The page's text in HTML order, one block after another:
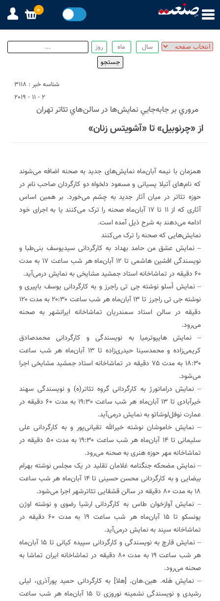
شناسه خبر : 3118
2 - 11 - 2019
مروري بر جابه‌جايي نمايش‌ها در سالن‌هاي تئاتر تهران
از «چرنوبیل» تا «آشویتس زنان»
همزمان با نیمه آبان‌ماه نمایش‌های جدید به صحنه اضافه می‌شوند
که نام‌های آتیلا پسیانی و مسعود دلخواه دو کارگردان صاحب نام در
حوزه تئاتر در میان آثار جدید به چشم می‌خورد. بر همین اساس
آثاری که از ۱۱ تا ۱۷ آبان‌ماه صحنه را ترک می‌کنند یا به اجرای خود
ادامه می‌دهند به شرح ذیل آمده است.
نمایش‌هایی که صحنه را ترک می‌کنند
– نمایش عشق من حامد بهداد به کارگردانی سیدیوسف بنی‌طبا و
نویسندگی افشین ‌هاشمی تا ۱۲ آبان‌ماه هر شب ساعت ۱۷ به مدت
۶۰ دقیقه در تماشاخانه استاد جمشید مشایخی به نمایش درمی‌آید.
– نمایش اُسلو نوشته جی‌ تی راجرز و به کارگردانی یوسف باپیری و
نوشته جی‌ تی راجرز تا ۱۳ آبان‌ماه هر شب ساعت ۲۰:۳۰ به مدت ۱۲۰
دقیقه در سالن استاد سمندریان تماشاخانه ایرانشهر به صحنه
می‌رود.
– نمایش‌ هایپوترمیا به نویسندگی و کارگردانی محمدصادق
کریمی‌زاده و محمدسینا حیدری‌زاده تا ۱۳ آبان‌ماه هر شب ساعت
۱۸:۳۰ به مدت ۷۵ دقیقه در تماشاخانه استاد جمشید مشایخی اجرا
می‌شود.
– نمایش دراماتورژ به کارگردانی گروه تئاتر(ه) و نویسندگی سهند
خیرآبادی تا ۱۳ آبان‌ماه هر شب ساعت ۱۹:۳۰ به مدت ۶۰ دقیقه در
عمارت نوفل‌لوشاتو به نمایش درمی‌آید.
– نمایش خاموشان نوشته خیرالله تقیانی‌پور و به کارگردانی علی
سلیمانی تا ۱۴ آبان‌ماه هر شب ساعت ۱۹:۳۰ به مدت ۵۰ دقیقه در
تماشاخانه مهر حوزه هنری به صحنه می‌رود.
– نمایش مضحکه جنگنامه غلامان تقلید در یک مجلس نوشته بهرام
بیضایی و به کارگردانی محسن حسینی تا ۱۴ آبان‌ماه هر شب ساعت
۱۸ به مدت ۸۰ دقیقه در سالن قشقایی تئاترشهر اجرا می‌شود.
– نمایش آوازخوان طاس به کارگردانی ارشیا رضوی و نوشته اوژن
یونسکو تا ۱۵ آبان‌ماه هر شب ساعت ۱۹ به مدت ۶۰ دقیقه در
تماشاخانه سپند به نمایش درمی‌آید.
– نمایش قارچ به نویسندگی و کارگردانی سپیده کیانی تا ۱۵ آبان‌ماه
هر شب ساعت ۱۹ به مدت ۸۰ دقیقه در تماشاخانه ایران تماشا به
صحنه می‌رود.
– نمایش هَله. هین.‌هان. [هلا] به کارگردانی حمید پورآذری، لیلی
رشیدی و نویسندگی نشمینه نوروزی تا ۱۵ آبان‌ماه هر شب ساعت
0